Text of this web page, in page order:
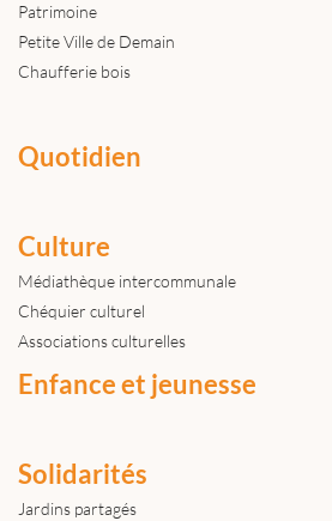
Patrimoine
Petite Ville de Demain
Chaufferie bois
Quotidien
Culture
Médiathèque intercommunale
Chéquier culturel
Associations culturelles
Enfance et jeunesse
Solidarités
Jardins partagés